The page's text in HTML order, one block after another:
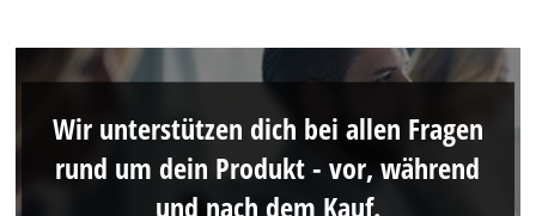
Wir unterstützen dich bei allen Fragen
rund um dein Produkt - vor, während
und nach dem Kauf.